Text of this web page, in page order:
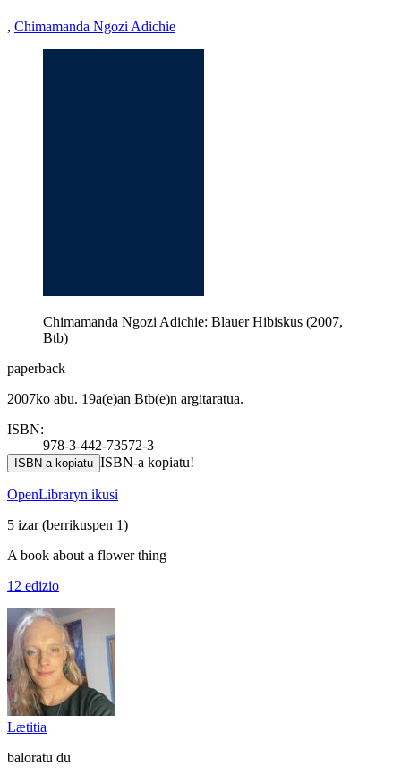
, Chimamanda Ngozi Adichie
Chimamanda Ngozi Adichie: Blauer Hibiskus (2007,
Btb)
paperback
2007ko abu. 19a(e)an Btb(e)n argitaratua.
ISBN:
978-3-442-73572-3
ISBN-a kopiatu ISBN-a kopiatu!
OpenLibraryn ikusi
5 izar(berrikuspen 1)
A book about a flower thing
12 edizio
Lætitia
baloratu du